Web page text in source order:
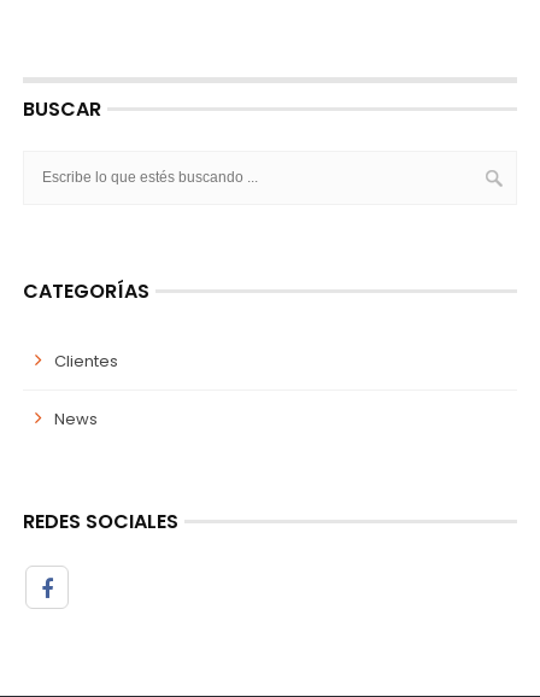
BUSCAR
CATEGORÍAS
Clientes
News
REDES SOCIALES